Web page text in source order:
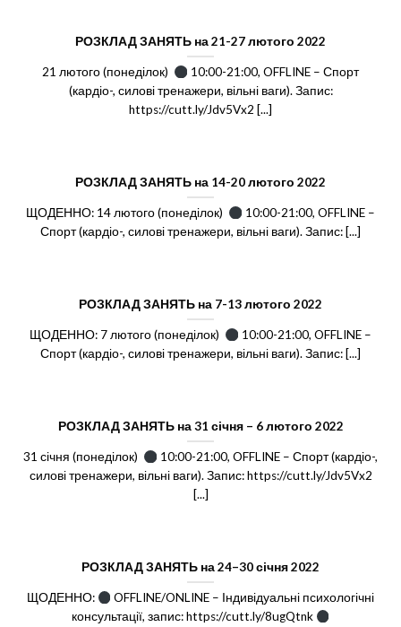
РОЗКЛАД ЗАНЯТЬ на 21-27 лютого 2022
21 лютого (понеділок)
10:00-21:00, OFFLINE – Спорт
(кардіо-, силові тренажери, вільні ваги). Запис:
https://cutt.ly/Jdv5Vx2 [...]
РОЗКЛАД ЗАНЯТЬ на 14-20 лютого 2022
ЩОДЕННО: 14 лютого (понеділок)
10:00-21:00, OFFLINE –
Спорт (кардіо-, силові тренажери, вільні ваги). Запис: [...]
РОЗКЛАД ЗАНЯТЬ на 7-13 лютого 2022
ЩОДЕННО: 7 лютого (понеділок)
10:00-21:00, OFFLINE –
Спорт (кардіо-, силові тренажери, вільні ваги). Запис: [...]
РОЗКЛАД ЗАНЯТЬ на 31 січня – 6 лютого 2022
31 січня (понеділок)
10:00-21:00, OFFLINE – Спорт (кардіо-,
силові тренажери, вільні ваги). Запис: https://cutt.ly/Jdv5Vx2
[...]
РОЗКЛАД ЗАНЯТЬ на 24–30 січня 2022
ЩОДЕННО:
OFFLINE/ONLINE – Індивідуальні психологічні
консультації, запис: https://cutt.ly/8ugQtnk